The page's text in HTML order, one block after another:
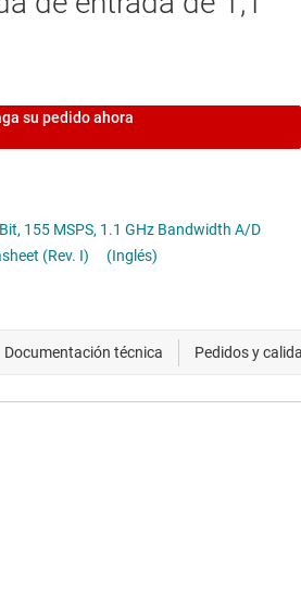
su pedido ahora
155 MSPS, 1.1 GHz Bandwidth A/D
(Rev. I)
(Inglés)